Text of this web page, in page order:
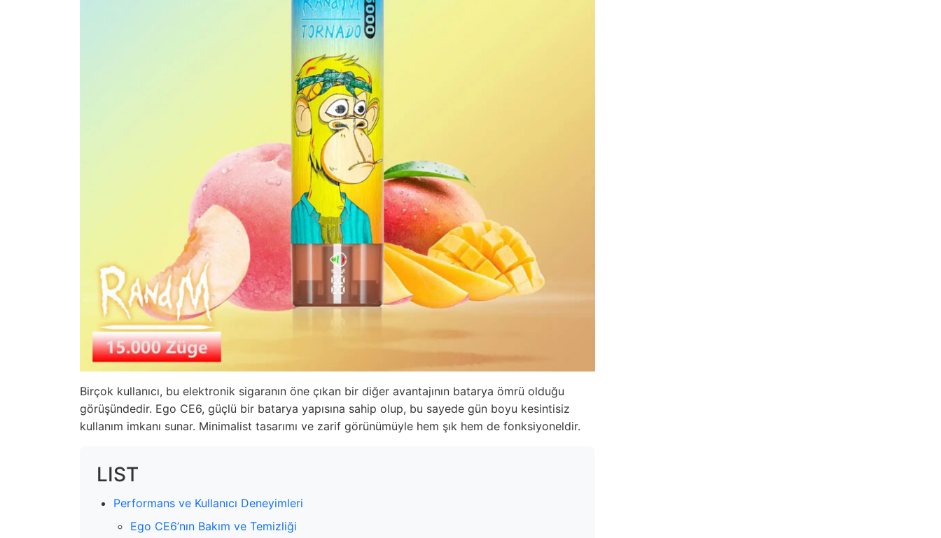
Birçok kullanıcı, bu elektronik sigaranın öne çıkan bir diğer avantajının batarya ömrü olduğu
görüşündedir. Ego CE6, güçlü bir batarya yapısına sahip olup, bu sayede gün boyu kesintisiz
kullanım imkanı sunar. Minimalist tasarımı ve zarif görünümüyle hem şık hem de fonksiyoneldir.
LIST
Performans ve Kullanıcı Deneyimleri
Ego CE6’nın Bakım ve Temizliği